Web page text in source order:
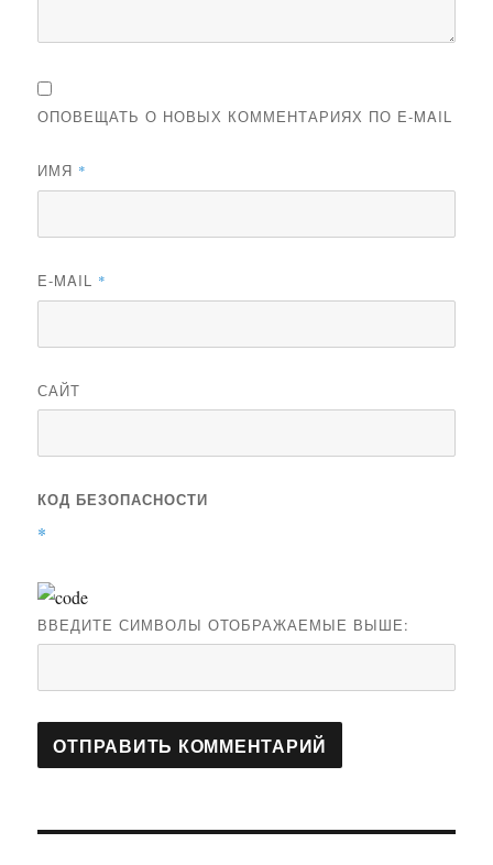
ОПОВЕЩАТЬ О НОВЫХ КОММЕНТАРИЯХ ПО E-MAIL
ИМЯ *
E-MAIL *
САЙТ
КОД БЕЗОПАСНОСТИ
*
ВВЕДИТЕ СИМВОЛЫ ОТОБРАЖАЕМЫЕ ВЫШЕ: